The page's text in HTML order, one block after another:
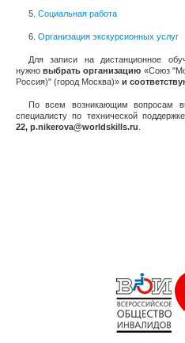
5. Социальная работа
6. Организация экскурсионных услуг
Для записи на дистанционное
нужновыбрать организацию «Союз
Россия)" (город Москва)» и
По всем возникающим вопросам
специалисту по технической
22, p.nikerova@worldskills.ru